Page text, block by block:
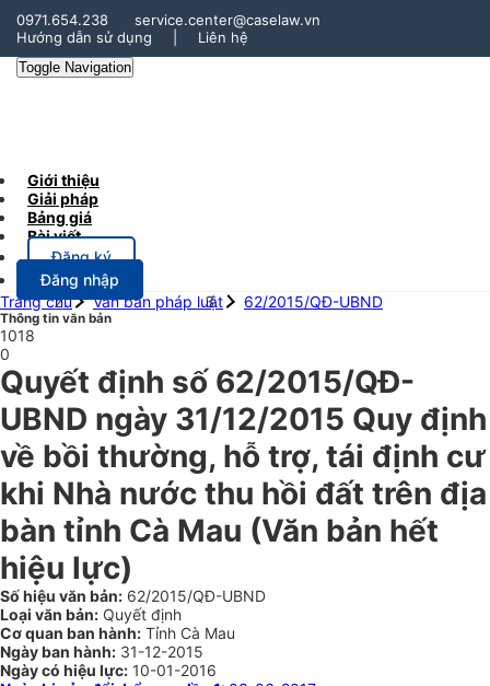
0971.654.238
service.center@caselaw.vn
Hướng dẫn sử dụng
Liên hệ
Toggle Navigation
Giới thiệu
Giải pháp
Bảng giá
Bài viết
Đăng ký
Đăng nhập
Trang chủ
Văn bản pháp luật 62/2015/QĐ-UBND
Thông tin văn bản
1018
0
Quyết định số 62/2015/QĐ-
UBND ngày 31/12/2015 Quy định
về bồi thường, hỗ trợ, tái định cư
khi Nhà nước thu hồi đất trên địa
bàn tỉnh Cà Mau (Văn bản hết
hiệu lực)
Số hiệu văn bản: 62/2015/QĐ-UBND
Loại văn bản: Quyết định
Cơ quan ban hành: Tỉnh Cà Mau
Ngày ban hành: 31-12-2015
Ngày có hiệu lực: 10-01-2016